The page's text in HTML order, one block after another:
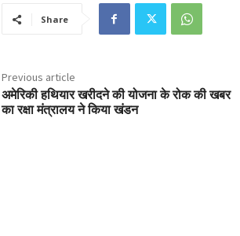
Share
Previous article
अमेरिकी हथियार खरीदने की योजना के रोक की खबर
का रक्षा मंत्रालय ने किया खंडन